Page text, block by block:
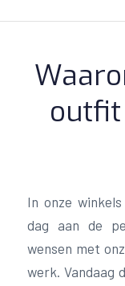
outfit
In onze
dag aan de
wensen met
werk. Vandaag